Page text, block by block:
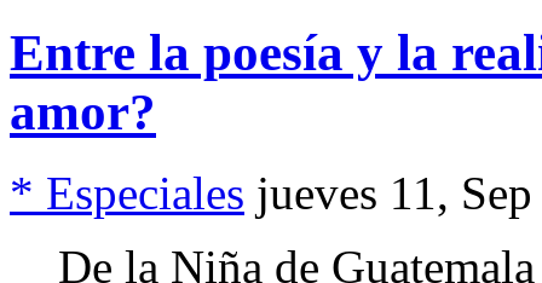
Entre la poesía y la
amor?
* Especiales jueves 11,
De la Niña de